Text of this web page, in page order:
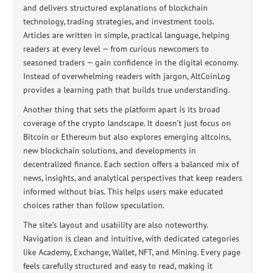
and delivers structured explanations of blockchain
technology, trading strategies, and investment tools.
Articles are written in simple, practical language, helping
readers at every level — from curious newcomers to
seasoned traders — gain confidence in the digital economy.
Instead of overwhelming readers with jargon, AltCoinLog
provides a learning path that builds true understanding.
Another thing that sets the platform apart is its broad
coverage of the crypto landscape. It doesn’t just focus on
Bitcoin or Ethereum but also explores emerging altcoins,
new blockchain solutions, and developments in
decentralized finance. Each section offers a balanced mix of
news, insights, and analytical perspectives that keep readers
informed without bias. This helps users make educated
choices rather than follow speculation.
The site’s layout and usability are also noteworthy.
Navigation is clean and intuitive, with dedicated categories
like Academy, Exchange, Wallet, NFT, and Mining. Every page
feels carefully structured and easy to read, making it